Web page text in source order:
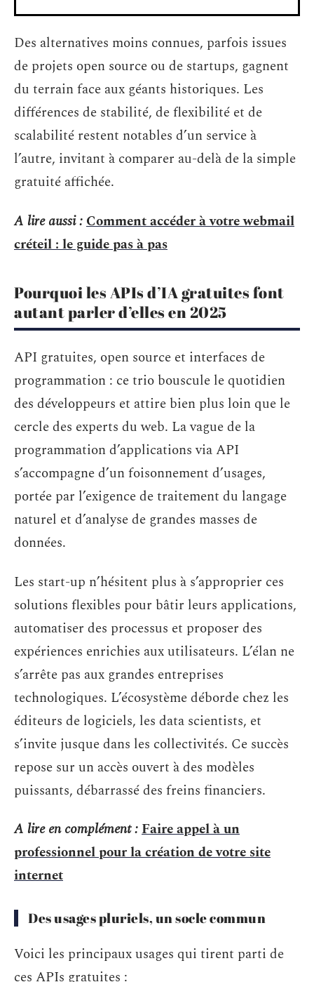
Des alternatives moins connues, parfois issues
de projets open source ou de startups, gagnent
du terrain face aux géants historiques. Les
différences de stabilité, de flexibilité et de
scalabilité restent notables d’un service à
l’autre, invitant à comparer au-delà de la simple
gratuité affichée.
A lire aussi :Comment accéder à votre webmail
créteil : le guide pas à pas
Pourquoi les APIs d’IA gratuites font
autant parler d’elles en 2025
API gratuites, open source et interfaces de
programmation : ce trio bouscule le quotidien
des développeurs et attire bien plus loin que le
cercle des experts du web. La vague de la
programmation d’applications via API
s’accompagne d’un foisonnement d’usages,
portée par l’exigence de traitement du langage
naturel et d’analyse de grandes masses de
données.
Les start-up n’hésitent plus à s’approprier ces
solutions flexibles pour bâtir leurs applications,
automatiser des processus et proposer des
expériences enrichies aux utilisateurs. L’élan ne
s’arrête pas aux grandes entreprises
technologiques. L’écosystème déborde chez les
éditeurs de logiciels, les data scientists, et
s’invite jusque dans les collectivités. Ce succès
repose sur un accès ouvert à des modèles
puissants, débarrassé des freins financiers.
A lire en complément :Faire appel à un
professionnel pour la création de votre site
internet
Des usages pluriels, un socle commun
Voici les principaux usages qui tirent parti de
ces APIs gratuites :